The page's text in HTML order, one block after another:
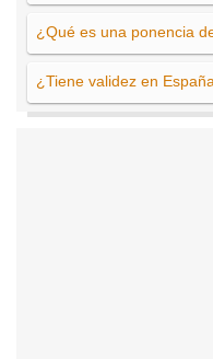
¿Qué es una ponencia
¿Tiene validez en